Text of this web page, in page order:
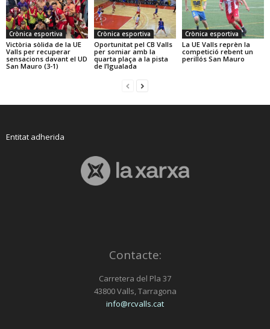
Crònica esportiva
Victòria sòlida de la UE
Valls per recuperar
sensacions davant el UD
San Mauro (3-1)
Crònica esportiva
Oportunitat pel CB Valls
per somiar amb la
quarta plaça a la pista
de l’Igualada
Crònica esportiva
La UE Valls reprèn la
competició rebent un
perillós San Mauro
Entitat adherida
Contacte:
Carretera del Pla 37
43800 Valls, Tarragona
info@rcvalls.cat